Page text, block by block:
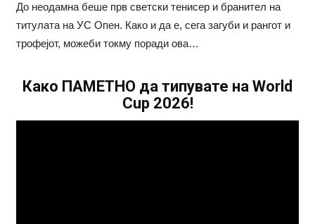
До неодамна беше прв светски тенисер и бранител на
титулата на УС Опен. Како и да е, сега загуби и рангот и
трофејот, можеби токму поради ова…
Како ПАМЕТНО да типувате на World
Cup 2026!